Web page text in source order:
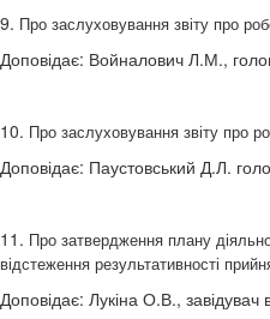
9. Про заслуховування звіту про
Доповідає: Войналович Л.М.,
10. Про заслуховування звіту про
Доповідає: Паустовський Д.Л.
11. Про затвердження плану
відстеження результативності
Доповідає: Лукіна О.В., завідувач